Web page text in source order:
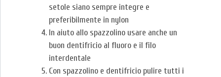
setole siano sempre integre e
preferibilmente in nylon
In aiuto allo spazzolino usare anche un
buon dentifricio al fluoro e il filo
interdentale
Con spazzolino e dentifricio pulire tutti i